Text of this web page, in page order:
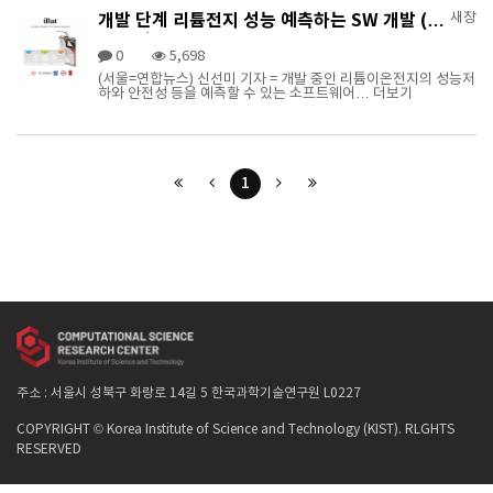
새창
개발 단계 리튬전지 성능 예측하는 SW 개발 (한
0
5,698
(서울=연합뉴스) 신선미 기자 = 개발 중인 리튬이온전지의 성능저
하와 안전성 등을 예측할 수 있는 소프트웨어… 더보기
1
주소 : 서울시 성북구 화랑로 14길 5 한국과학기술연구원 L0227
COPYRIGHT © Korea Institute of Science and Technology (KIST). RLGHTS
RESERVED